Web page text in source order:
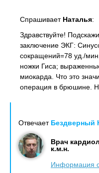
Спрашивает Наталья:
Здравствуйте!
заключение ЭКГ:
сокращений=78 уд./
ножки Гиса;
миокарда. Что это
операция в брюшине.
Отвечает Бездверный
Врач
к.м.н.
Информация о